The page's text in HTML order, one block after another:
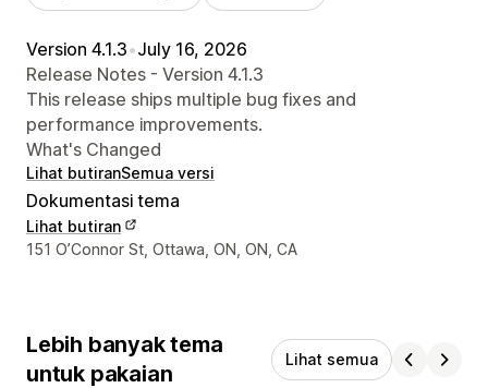
Version 4.1.3•July 16, 2026
Release Notes - Version 4.1.3
This release ships multiple bug fixes and
performance improvements.
What's Changed
Lihat butiranSemua versi
Dokumentasi tema
Lihat butiran
Butiran perhubungan pereka bentuk
151 O’Connor St, Ottawa, ON, ON, CA
Lebih banyak tema
untuk pakaian
Lihat semua